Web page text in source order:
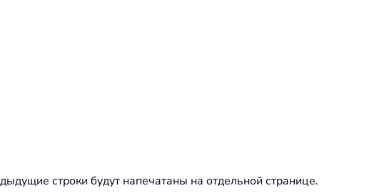
строки будут напечатаны на отдельной странице.